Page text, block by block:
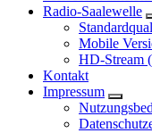
Radio-Saalewelle
Mobile
HD-Stream
Kontakt
Impressum